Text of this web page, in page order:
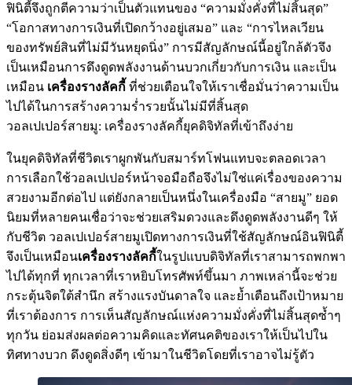
ฟินิตี้จึงถูกตีความว่าเป็นตัวแทนของ “ความมั่งคั่งที่ไม่สิ้นสุด”
“โอกาสทางการเงินที่เปิดกว้างอยู่เสมอ” และ “การไหลเวียน
ของทรัพย์สินที่ไม่มีวันหยุดนิ่ง” การมีสัญลักษณ์นี้อยู่ใกล้ตัวจึง
เป็นเหมือนการดึงดูดพลังงานด้านบวกเกี่ยวกับการเงิน และเป็น
เหมือน เครื่องรางลัคกี้ ที่ช่วยเตือนใจให้เราเชื่อมั่นว่าความเป็น
ไปได้ในการสร้างความร่ำรวยนั้นไม่มีที่สิ้นสุด
วอลเปเปอร์สายมู: เครื่องรางลัคกี้ยุคดิจิทัลที่เข้าถึงง่าย
ในยุคดิจิทัลที่ชีวิตเราผูกพันกับสมาร์ทโฟนแทบจะตลอดเวลา
การเลือกใช้วอลเปเปอร์หน้าจอมือถือจึงไม่ใช่แค่เรื่องของความ
สวยงามอีกต่อไป แต่ยังกลายเป็นหนึ่งในเครื่องมือ “สายมู” ยอด
นิยมที่หลายคนเชื่อว่าจะช่วยเสริมดวงและดึงดูดพลังงานดีๆ ให้
กับชีวิต วอลเปเปอร์สายมูเปิดทางการเงินที่ใช้สัญลักษณ์อินฟินิตี้
จึงเป็นเหมือนเครื่องรางลัคกี้ในรูปแบบดิจิทัลที่เราสามารถพกพา
ไปได้ทุกที่ ทุกเวลาที่เราหยิบโทรศัพท์ขึ้นมา ภาพเหล่านี้จะช่วย
กระตุ้นจิตใต้สำนึก สร้างแรงบันดาลใจ และย้ำเตือนถึงเป้าหมาย
ที่เราต้องการ การเห็นสัญลักษณ์แห่งความมั่งคั่งที่ไม่สิ้นสุดซ้ำๆ
ทุกวัน ย่อมส่งผลต่อความคิดและทัศนคติของเราให้เป็นไปใน
ทิศทางบวก ดึงดูดสิ่งดีๆ เข้ามาในชีวิตโดยที่เราอาจไม่รู้ตัว